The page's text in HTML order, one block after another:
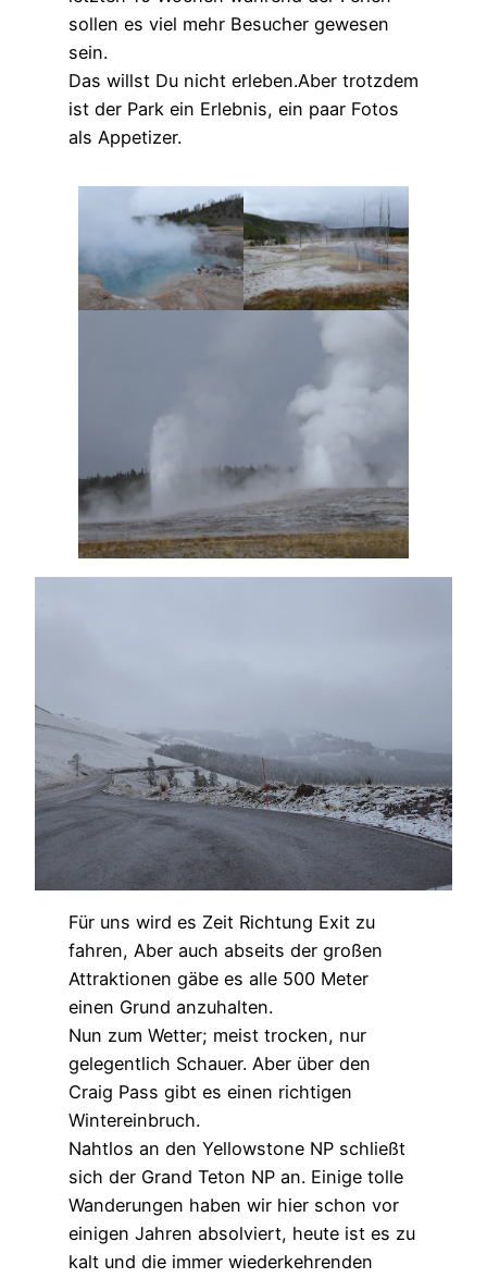
sollen es viel mehr Besucher gewesen
sein.
Das willst Du nicht erleben.Aber trotzdem
ist der Park ein Erlebnis, ein paar Fotos
als Appetizer.
Für uns wird es Zeit Richtung Exit zu
fahren, Aber auch abseits der großen
Attraktionen gäbe es alle 500 Meter
einen Grund anzuhalten.
Nun zum Wetter; meist trocken, nur
gelegentlich Schauer. Aber über den
Craig Pass gibt es einen richtigen
Wintereinbruch.
Nahtlos an den Yellowstone NP schließt
sich der Grand Teton NP an. Einige tolle
Wanderungen haben wir hier schon vor
einigen Jahren absolviert, heute ist es zu
kalt und die immer wiederkehrenden